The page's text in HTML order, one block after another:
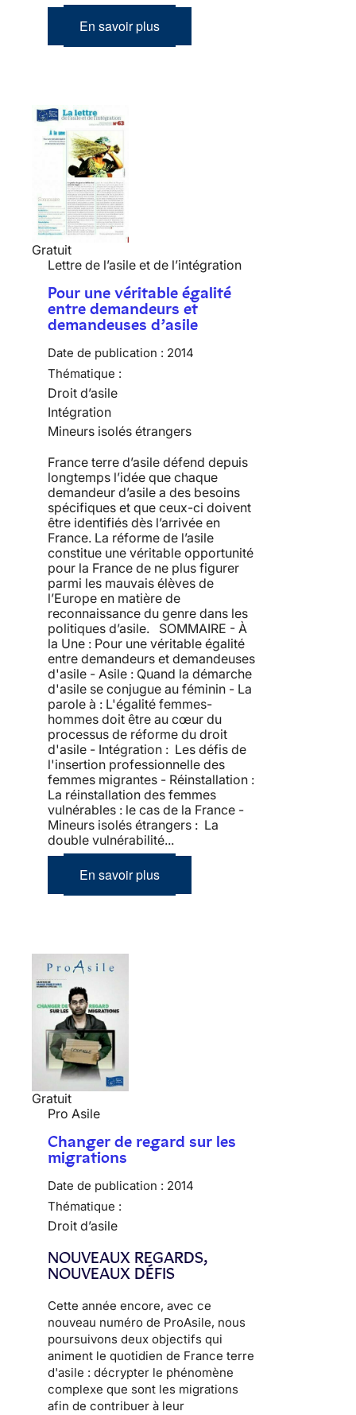
En savoir plus
Gratuit
Lettre de l’asile et de l’intégration
Pour une véritable égalité
entre demandeurs et
demandeuses d’asile
Date de publication : 2014
Thématique :
Droit d’asile
Intégration
Mineurs isolés étrangers
France terre d’asile défend depuis
longtemps l’idée que chaque
demandeur d’asile a des besoins
spécifiques et que ceux-ci doivent
être identifiés dès l’arrivée en
France. La réforme de l’asile
constitue une véritable opportunité
pour la France de ne plus figurer
parmi les mauvais élèves de
l’Europe en matière de
reconnaissance du genre dans les
politiques d’asile. SOMMAIRE - À
la Une : Pour une véritable égalité
entre demandeurs et demandeuses
d'asile - Asile : Quand la démarche
d'asile se conjugue au féminin - La
parole à : L'égalité femmes-
hommes doit être au cœur du
processus de réforme du droit
d'asile - Intégration : Les défis de
l'insertion professionnelle des
femmes migrantes - Réinstallation :
La réinstallation des femmes
vulnérables : le cas de la France -
Mineurs isolés étrangers : La
double vulnérabilité...
En savoir plus
Gratuit
Pro Asile
Changer de regard sur les
migrations
Date de publication : 2014
Thématique :
Droit d’asile
NOUVEAUX REGARDS,
NOUVEAUX DÉFIS
Cette année encore, avec ce
nouveau numéro de ProAsile, nous
poursuivons deux objectifs qui
animent le quotidien de France terre
d'asile : décrypter le phénomène
complexe que sont les migrations
afin de contribuer à leur